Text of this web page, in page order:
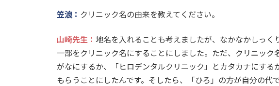
笠浪： クリニック名の由来を教えてください。
山崎先生 ： 地名を入れることも考えましたが、なかなかしっく
一部をクリニック名にすることにしました。ただ、クリニッ
がなにするか、「ヒロデンタルクリニック」とカタカナにする
もらうことにしたんです。そしたら、「ひろ」の方が自分の代